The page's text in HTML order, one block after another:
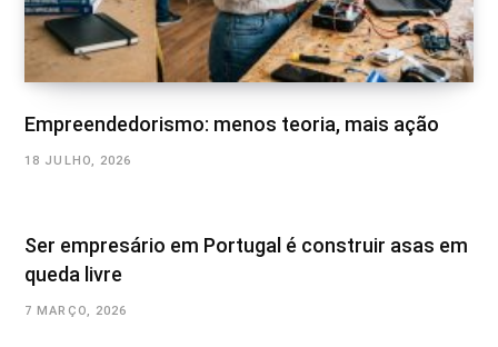
Empreendedorismo: menos teoria, mais ação
18 JULHO, 2026
Ser empresário em Portugal é construir asas em
queda livre
7 MARÇO, 2026